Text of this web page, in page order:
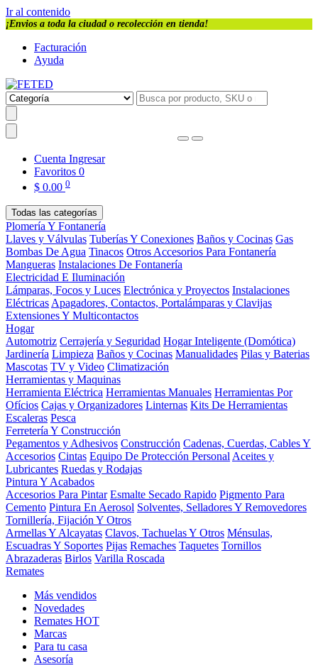
Ir al contenido
¡Envios a toda la ciudad o recolección en tienda!
Facturación
Ayuda
Cuenta Ingresar
Favoritos 0
$ 0.00 0
Todas las categorías
Plomería Y Fontanería
Llaves y Válvulas Tuberías Y Conexiones Baños y Cocinas Gas
Bombas De Agua Tinacos Otros Accesorios Para Fontanería
Mangueras Instalaciones De Fontanería
Electricidad E Iluminación
Lámparas, Focos y Luces Electrónica y Proyectos Instalaciones
Eléctricas Apagadores, Contactos, Portalámparas y Clavijas
Extensiones Y Multicontactos
Hogar
Automotriz Cerrajería y Seguridad Hogar Inteligente (Domótica)
Jardinería Limpieza Baños y Cocinas Manualidades Pilas y Baterias
Mascotas TV y Video Climatización
Herramientas y Maquinas
Herramienta Eléctrica Herramientas Manuales Herramientas Por
Ofícios Cajas y Organizadores Linternas Kits De Herramientas
Escaleras Pesca
Ferretería Y Construcción
Pegamentos y Adhesivos Construcción Cadenas, Cuerdas, Cables Y
Accesorios Cintas Equipo De Protección Personal Aceites y
Lubricantes Ruedas y Rodajas
Pintura Y Acabados
Accesorios Para Pintar Esmalte Secado Rapido Pigmento Para
Cemento Pintura En Aerosol Solventes, Selladores Y Removedores
Tornillería, Fijación Y Otros
Armellas Y Alcayatas Clavos, Tachuelas Y Otros Ménsulas,
Escuadras Y Soportes Pijas Remaches Taquetes Tornillos
Abrazaderas Birlos Varilla Roscada
Remates
Más vendidos
Novedades
Remates HOT
Marcas
Para tu casa
Asesoría